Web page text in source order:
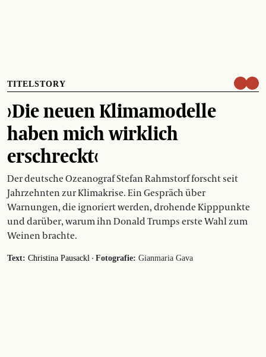
TITELSTORY
›Die neuen Klimamodelle
haben mich wirklich
erschreckt‹
Der deutsche Ozeanograf Stefan Rahmstorf forscht seit
Jahrzehnten zur Klimakrise. Ein Gespräch über
Warnungen, die ignoriert werden, drohende Kipppunkte
und darüber, warum ihn Donald Trumps erste Wahl zum
Weinen brachte.
Text: Christina Pausackl · Fotografie: Gianmaria Gava